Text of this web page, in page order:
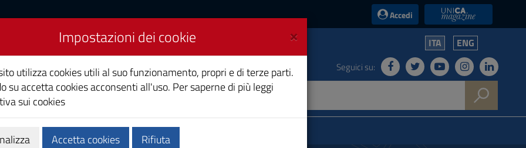
Accedi UniCA News
di Cagliari
ITA ENG
Seguici su:
Ricerca Società e territorio
×
Impostazioni dei cookie
utilizza cookies utili al suo funzionamento, propri e di terze parti.
su accetta cookies acconsenti all'uso. Per saperne di più leggi
sui cookies
Accetta cookies Rifiuta